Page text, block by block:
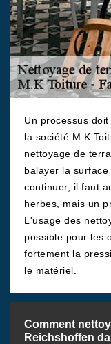
Un processus
la société M.K
nettoyage de
balayer la
continuer, il faut
herbes, mais un
L'usage des
possible pour les
fortement la
le matériel.
Comment
Reichshoffen